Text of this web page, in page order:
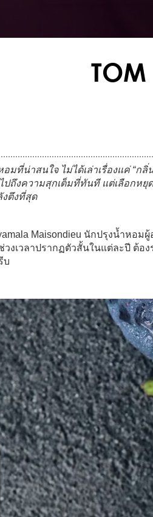
อมที่น่าสนใจ ไม่ได้เล่าเรื่องแค่ “กลิ่น
ไปถึงความสุกเต็มที่ทันที แต่เลือกห
งตึงที่สุด
Maisondieu นักปรุงน้ำหอม
วงเวลาปรากฏตัวสั้นในแต่ละปี ต้อ
บ